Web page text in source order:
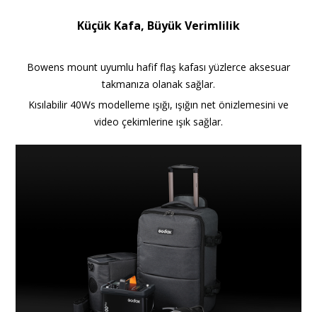
Küçük Kafa, Büyük Verimlilik
Bowens mount uyumlu hafif flaş kafası yüzlerce aksesuar
takmanıza olanak sağlar.
Kısılabilir 40Ws modelleme ışığı, ışığın net önizlemesini ve
video çekimlerine ışık sağlar.